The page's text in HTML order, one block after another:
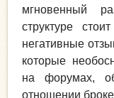
мгновенный
структуре
негативные
которые
на форумах,
отношении